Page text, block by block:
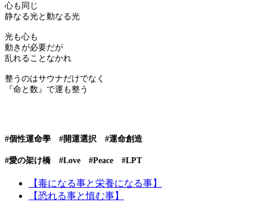
心も同じ
静なる光と動なる光
光も心も
動きが必要だが
乱れることなかれ
整うのはサウナだけでなく
『命と数』で運も整う
#個性運命學 #開運選択 #運命創造
#愛の架け橋 #Love #Peace #LPT
【毒になる事と栄養になる事】
【恐れる事と慎む事】